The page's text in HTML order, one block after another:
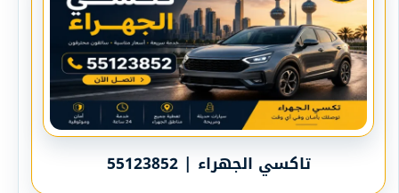
تاكسي الجهراء | 55123852